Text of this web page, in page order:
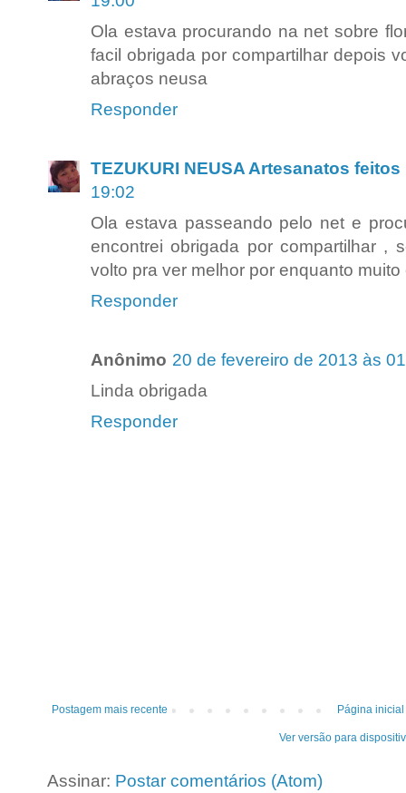
Ola estava procurando na net sobre
facil obrigada por compartilhar depois
abraços neusa
Responder
TEZUKURI NEUSA Artesanatos
19:02
Ola estava passeando pelo net e
encontrei obrigada por compartilhar ,
volto pra ver melhor por enquanto
Responder
Anônimo 20 de fevereiro de 2013 às
Linda obrigada
Responder
Postagem mais recente Página inicial
Ver versão para
Assinar: Postar comentários (Atom)